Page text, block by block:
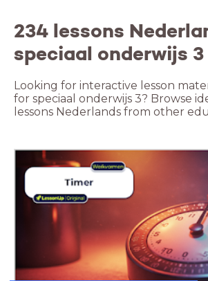
234 lessons
speciaal onderwijs 3
Looking for interactive lesson
for speciaal onderwijs 3? Browse
lessons Nederlands from other